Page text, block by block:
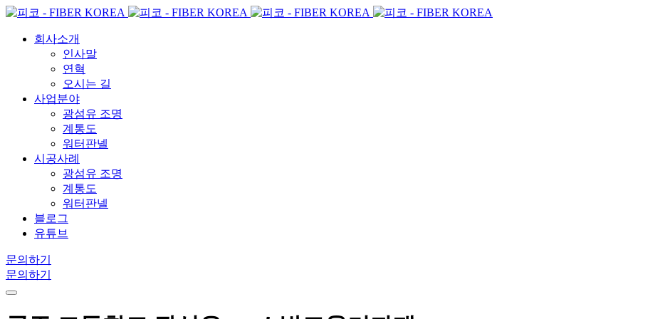
회사소개
인사말
연혁
오시는 길
사업분야
광섬유 조명
계통도
워터판넬
시공사례
광섬유 조명
계통도
워터판넬
블로그
유튜브
문의하기
문의하기